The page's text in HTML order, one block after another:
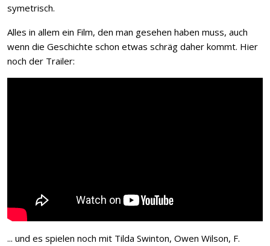
symetrisch.
Alles in allem ein Film, den man gesehen haben muss, auch
wenn die Geschichte schon etwas schräg daher kommt. Hier
noch der Trailer:
... und es spielen noch mit Tilda Swinton, Owen Wilson, F.